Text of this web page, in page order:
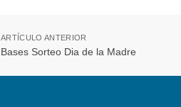
ARTÍCULO ANTERIOR
Bases Sorteo Dia de la Madre